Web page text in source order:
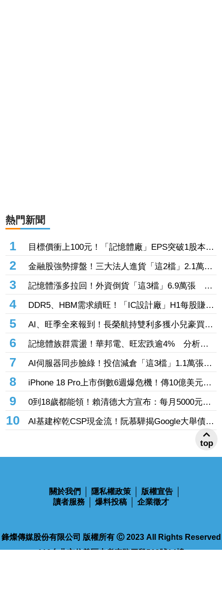
熱門新聞
1
目標價衝上100元！「記憶體廠」EPS突破1股本
DRAM大漲45%＋合作美光獲利迎轉機
2
金融股強勢撐盤！三大法人進貨「這2檔」2.1萬
張 投8.54億元連12日進場三商壽
3
記憶體漲多拉回！外資倒貨「這3檔」6.9萬張 連
賣華邦電2天捲102億元
4
DDR5、HBM需求續旺！「IC設計廠」H1每股賺
9.13元 董座：搶晶圓產能比毛利率更重要
5
AI、旺季全來報到！長榮航持雙利多獲小兒豪買逾
53萬張成寵兒 「這檔」前7月營收狂超去年全年
也獲青睞
6
記憶體族群震盪！華邦電、旺宏跌逾4% 分析師
點名「這2檔」多頭：布局看技術面
7
AI伺服器同步臉綠！投信減倉「這3檔」1.1萬張
投信連砍緯創2刀帶走18.96億元
8
iPhone 18 Pro上市倒數6週爆危機！傳10億美元晶
片卡封裝「躺在廠房」 恐面臨庫存不足
9
0到18歲都能領！賴清德大方宣布：每月5000元成
長津貼 婚、產假全面加碼
10
AI基建榨乾CSP現金流！阮慕驊揭Google大舉債衝
擊
關於我們 隱私權政策
版權宣告
讀者服務
爆料投稿 企業徵才
鋒燦傳媒股份有限公司 版權所有 Ⓒ 2023 All Rights Reserved
110台北市信義區忠孝東路四段563號14樓
top